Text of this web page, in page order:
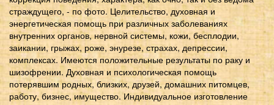
страждущего, - по фото. Целительство, духовная и
энергетическая помощь при различных заболеваниях
внутренних органов, нервной системы, кожи, бесплодии,
заикании, грыжах, роже, энурезе, страхах, депрессии,
комплексах. Имеются положительные результаты по раку и
шизофрении. Духовная и психологическая помощь
потерявшим родных, близких, друзей, домашних питомцев,
работу, бизнес, имущество. Индивидуальное изготовление